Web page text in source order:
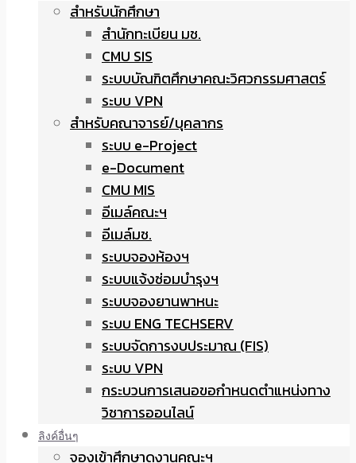
สำหรับนักศึกษา
สำนักทะเบียน มช.
CMU SIS
ระบบบัณฑิตศึกษาคณะวิศวกรรมศาสตร์
ระบบ VPN
สำหรับคณาจารย์/บุคลากร
ระบบ e-Project
e-Document
CMU MIS
อีเมล์คณะฯ
อีเมล์มช.
ระบบจองห้องฯ
ระบบแจ้งซ่อมบำรุงฯ
ระบบจองยานพาหนะ
ระบบ ENG TECHSERV
ระบบจัดการงบประมาณ (FIS)
ระบบ VPN
กระบวนการเสนอขอกำหนดตำแหน่งทาง
วิชาการออนไลน์
ลิงค์อื่นๆ
จองเข้าศึกษาดูงานคณะฯ